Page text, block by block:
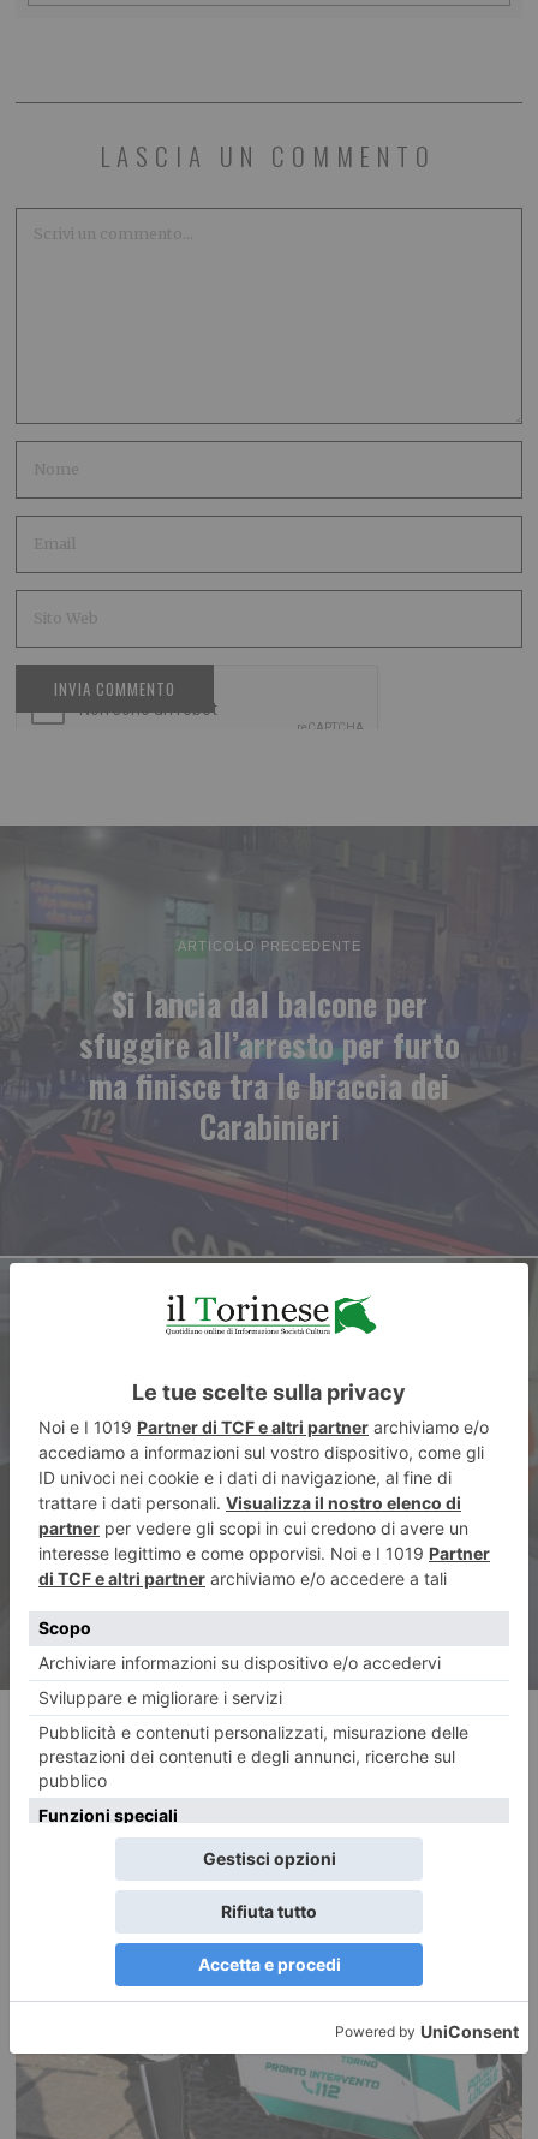
LASCIA UN COMMENTO
ARTICOLO PRECEDENTE
Si lancia dal balcone per
sfuggire all’arresto per furto
ma finisce tra le braccia dei
Carabinieri
ARTICOLO SUCCESSIVO
Moto contro auto, morto
centauro sbalzato nel canale
RECENTI: